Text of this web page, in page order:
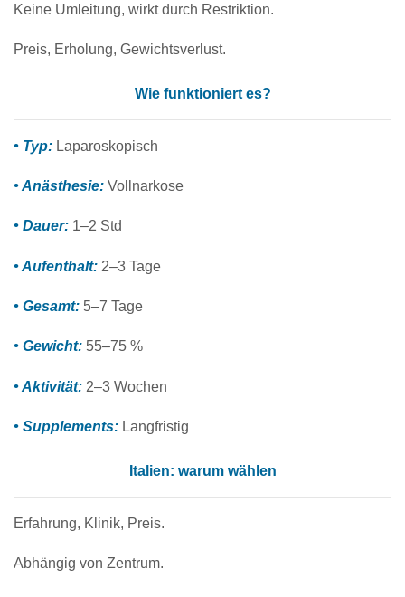
Keine Umleitung, wirkt durch Restriktion.
Preis, Erholung, Gewichtsverlust.
Wie funktioniert es?
• Typ: Laparoskopisch
• Anästhesie: Vollnarkose
• Dauer: 1–2 Std
• Aufenthalt: 2–3 Tage
• Gesamt: 5–7 Tage
• Gewicht: 55–75 %
• Aktivität: 2–3 Wochen
• Supplements: Langfristig
Italien: warum wählen
Erfahrung, Klinik, Preis.
Abhängig von Zentrum.